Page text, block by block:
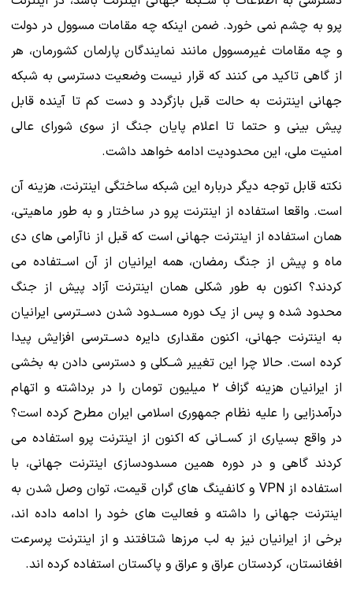
پرو به چشم نمی خورد. ضمن اینکه چه مقامات مسوول در دولت
و چه مقامات غیرمسوول مانند نمایندگان پارلمان کشورمان، هر
از گاهی تاکید می کنند که قرار نیست وضعیت دسترسی به شبکه
جهانی اینترنت به حالت قبل بازگردد و دست کم تا آینده قابل
پیش بینی و حتما تا اعلام پایان جنگ از سوی شورای عالی
امنیت ملی، این محدودیت ادامه خواهد داشت.
نکته قابل توجه دیگر درباره این شبکه ساختگی اینترنت، هزینه آن
است. واقعا استفاده از اینترنت پرو در ساختار و به طور ماهیتی،
همان استفاده از اینترنت جهانی است که قبل از ناآرامی های دی
ماه و پیش از جنگ رمضان، همه ایرانیان از آن اســتفاده می
کردند؟ اکنون به طور شکلی همان اینترنت آزاد پیش از جنگ
محدود شده و پس از یک دوره مســدود شدن دســترسی ایرانیان
به اینترنت جهانی، اکنون مقداری دایره دســترسی افزایش پیدا
کرده است. حالا چرا این تغییر شــکلی و دسترسی دادن به بخشی
از ایرانیان هزینه گزاف ۲ میلیون تومان را در برداشته و اتهام
درآمدزایی را علیه نظام جمهوری اسلامی ایران مطرح کرده است؟
در واقع بسیاری از کســانی که اکنون از اینترنت پرو استفاده می
کردند گاهی و در دوره همین مسدودسازی اینترنت جهانی، با
استفاده از VPN و کانفینگ های گران قیمت، توان وصل شدن به
اینترنت جهانی را داشته و فعالیت های خود را ادامه داده اند،
برخی از ایرانیان نیز به لب مرزها شتافتند و از اینترنت پرسرعت
افغانستان، کردستان عراق و عراق و پاکستان استفاده کرده اند.